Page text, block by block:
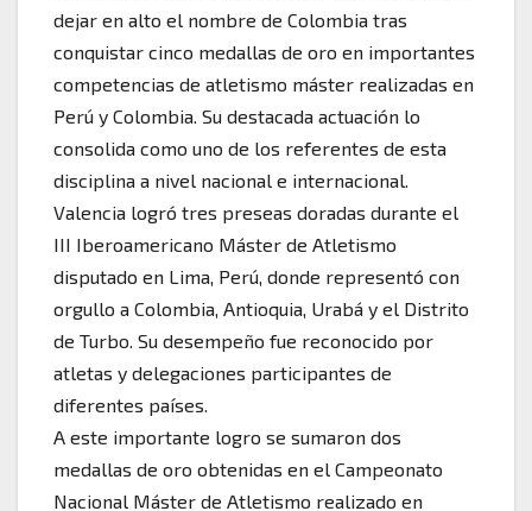
dejar en alto el nombre de Colombia tras
conquistar cinco medallas de oro en importantes
competencias de atletismo máster realizadas en
Perú y Colombia. Su destacada actuación lo
consolida como uno de los referentes de esta
disciplina a nivel nacional e internacional.
Valencia logró tres preseas doradas durante el
III Iberoamericano Máster de Atletismo
disputado en Lima, Perú, donde representó con
orgullo a Colombia, Antioquia, Urabá y el Distrito
de Turbo. Su desempeño fue reconocido por
atletas y delegaciones participantes de
diferentes países.
A este importante logro se sumaron dos
medallas de oro obtenidas en el Campeonato
Nacional Máster de Atletismo realizado en